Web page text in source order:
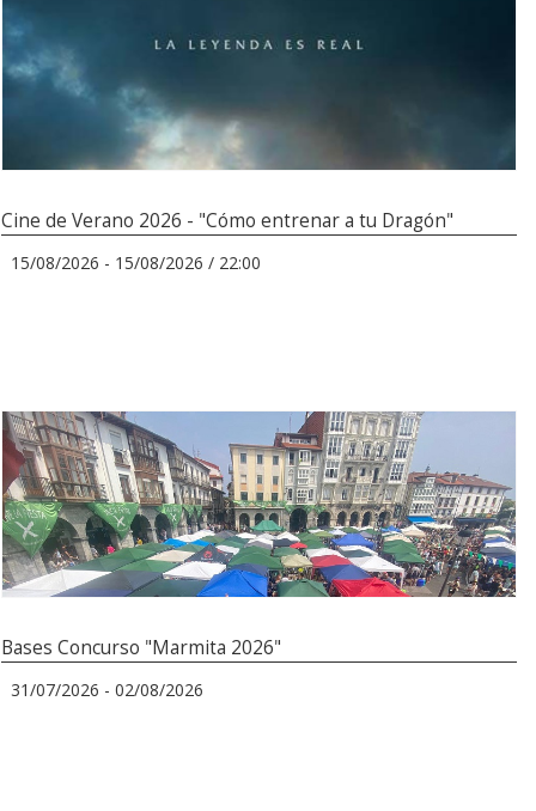
Cine de Verano 2026 - "Cómo entrenar a tu Dragón"
15/08/2026 - 15/08/2026 / 22:00
Bases Concurso "Marmita 2026"
31/07/2026 - 02/08/2026